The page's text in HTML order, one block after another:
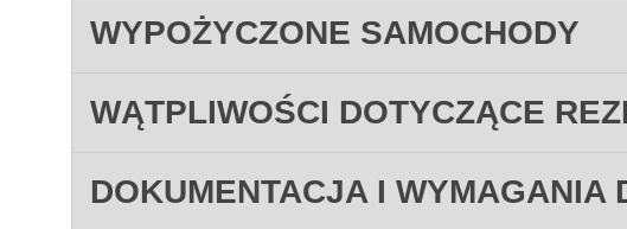
WYPOŻYCZONE SAMOCHODY
WĄTPLIWOŚCI DOTYCZĄCE
DOKUMENTACJA I WYMAGANIA